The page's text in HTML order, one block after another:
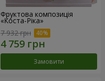
Фруктова композиція
«Коста-Ріка»
7 932 грн
Замовити